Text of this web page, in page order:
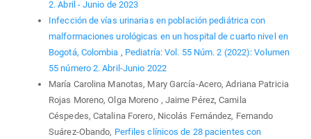
2. Abril - Junio de 2023
Infección de vías urinarias en población pediátrica con
malformaciones urológicas en un hospital de cuarto nivel en
Bogotá, Colombia , Pediatría: Vol. 55 Núm. 2 (2022): Volumen
55 número 2. Abril-Junio 2022
María Carolina Manotas, Mary García-Acero, Adriana Patricia
Rojas Moreno, Olga Moreno , Jaime Pérez, Camila
Céspedes, Catalina Forero, Nicolás Fernández, Fernando
Suárez-Obando, Perfiles clínicos de 28 pacientes con